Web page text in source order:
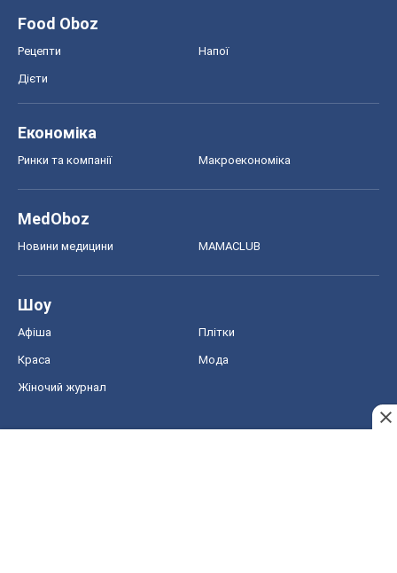
Food Oboz
Рецепти Напої
Дієти
Економіка
Ринки та компанії Макроекономіка
MedOboz
Новини медицини MAMACLUB
Шоу
Афіша Плітки
Краса Мода
Жіночий журнал